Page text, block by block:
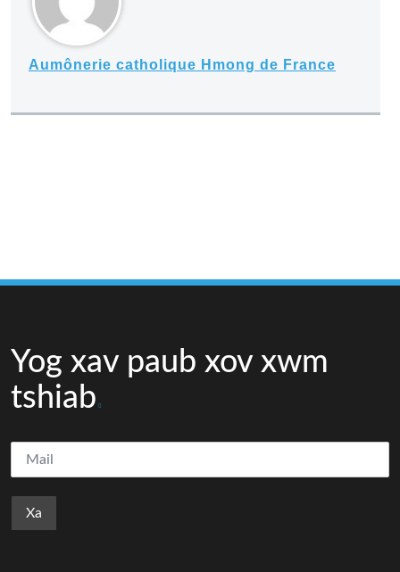
Aumônerie catholique Hmong de France
Yog xav paub xov xwm
tshiab